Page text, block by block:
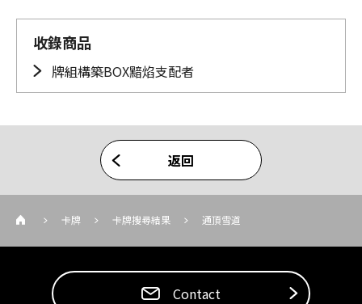
收錄商品
牌組構築BOX黯焰支配者
返回
卡牌 卡牌搜尋結果 通頂雪道
Contact